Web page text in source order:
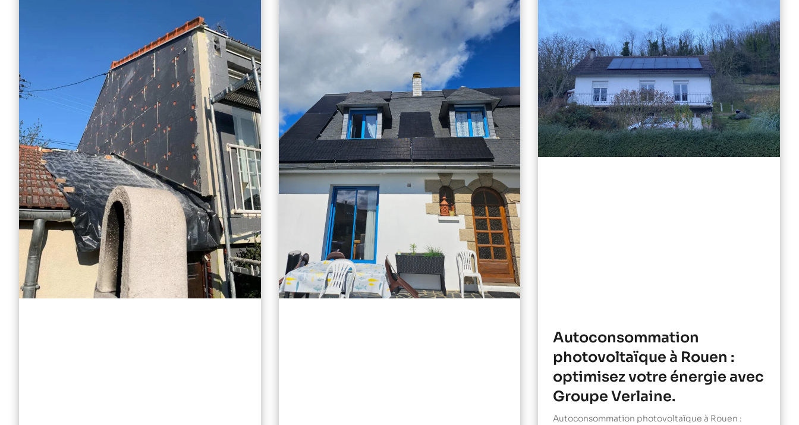
Autoconsommation
photovoltaïque à Rouen :
optimisez votre énergie avec
Groupe Verlaine.
Autoconsommation photovoltaïque à Rouen :